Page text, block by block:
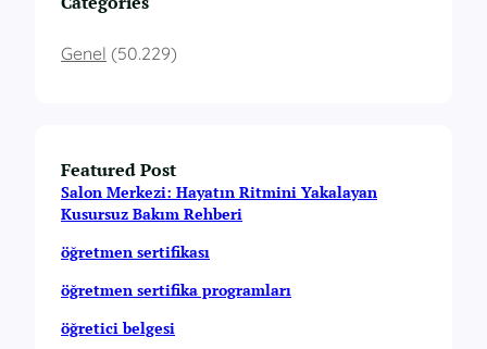
Genel (50.229)
Featured Post
Salon Merkezi: Hayatın Ritmini Yakalayan
Kusursuz Bakım Rehberi
öğretmen sertifikası
öğretmen sertifika programları
öğretici belgesi